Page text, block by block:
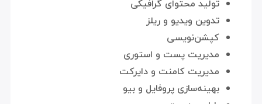
تولید محتوای گرافیکی
تدوین ویدیو و ریلز
کپشن‌نویسی
مدیریت پست و استوری
مدیریت کامنت و دایرکت
بهینه‌سازی پروفایل و بیو